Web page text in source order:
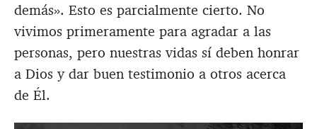
demás». Esto es parcialmente cierto. No
vivimos primeramente para agradar a las
personas, pero nuestras vidas sí deben honrar
a Dios y dar buen testimonio a otros acerca
de Él.